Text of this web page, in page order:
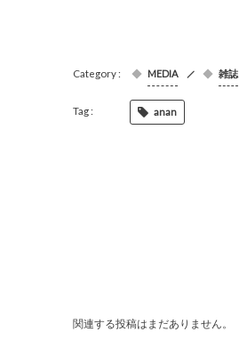
MEDIA 雑誌
anan
関連する投稿はまだありません。